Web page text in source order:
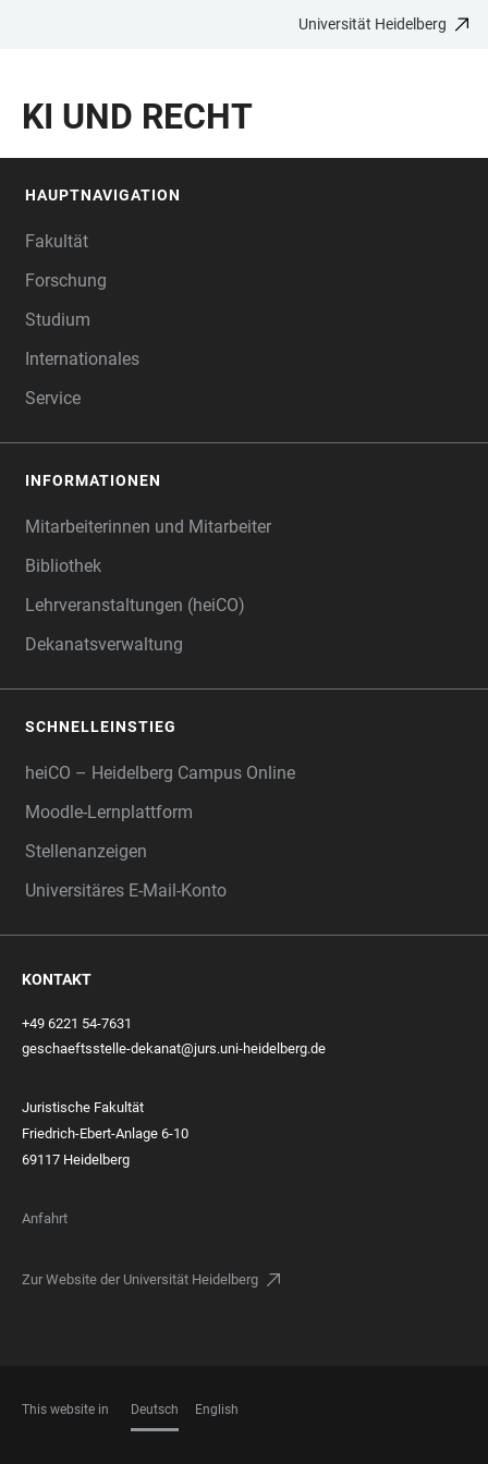
BARRIEREFREIHEIT
Universität Heidelberg
KI UND RECHT
HAUPTNAVIGATION
Fakultät
Forschung
Studium
Internationales
Service
INFORMATIONEN
Mitarbeiterinnen und Mitarbeiter
Bibliothek
Lehrveranstaltungen (heiCO)
Dekanatsverwaltung
SCHNELLEINSTIEG
heiCO – Heidelberg Campus Online
Moodle-Lernplattform
Stellenanzeigen
Universitäres E-Mail-Konto
KONTAKT
+49 6221 54-7631
geschaeftsstelle-dekanat@jurs.uni-heidelberg.de
Juristische Fakultät
Friedrich-Ebert-Anlage 6-10
69117 Heidelberg
Anfahrt
Zur Website der Universität Heidelberg
This website in Deutsch English